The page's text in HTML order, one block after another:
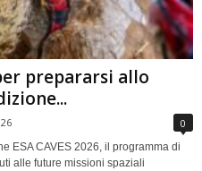
prepararsi allo
0
ESA CAVES 2026, il programma di
alle future missioni spaziali